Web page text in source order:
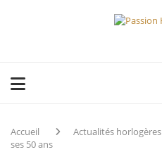
Accueil Actualités horlogères
ses 50 ans